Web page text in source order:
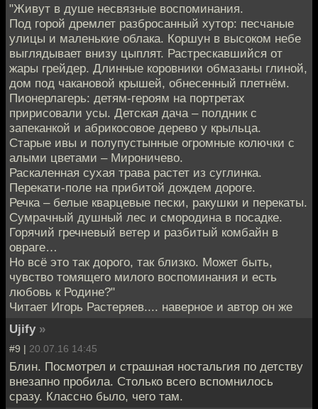
"Живут в душе несвязные воспоминания.
Под горой дремлет разбросанный хутор: песчаные
улицы и маленькие облака. Коршун в высоком небе
выглядывает внизу цыплят. Растрескавшийся от
жары грейдер. Длинные коровники обмазаны глиной,
дом под чакановой крышей, обнесенный плетнём.
Пионерлагерь: детям-героям на портретах
пририсовали усы. Детская дача – полдник с
запеканкой и абрикосовое дерево у крыльца.
Старые ивы и полупустынные огромные колючки с
алыми цветами – Мироничево.
Раскаленная сухая трава растет из суглинка.
Перекати-поле на прибитой дождем дороге.
Речка – белые кварцевые пески, ракушки и перекаты.
Сумрачный душный лес и смородина в посадке.
Горячий гречневый ветер и разбитый комбайн в
овраге…
Но всё это так дорого, так близко. Может быть,
чувство томящего милого воспоминания и есть
любовь к Родине?"
Читает Игорь Растеряев.... наверное и автор он же
Ujify »
#9 | 20.07.16 14:45
Блин. Посмотрел и страшная ностальгия по детству
внезапно пробила. Столько всего вспомнилось
сразу. Классно было, чего там.